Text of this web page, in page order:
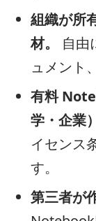
組織が所
材。
自由
ュメント
有料
学・企業
イセンス
す。
第三者が